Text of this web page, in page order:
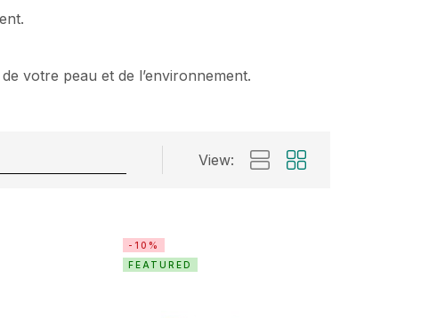
votre peau et de l’environnement.
View:
-10%
FEATURED